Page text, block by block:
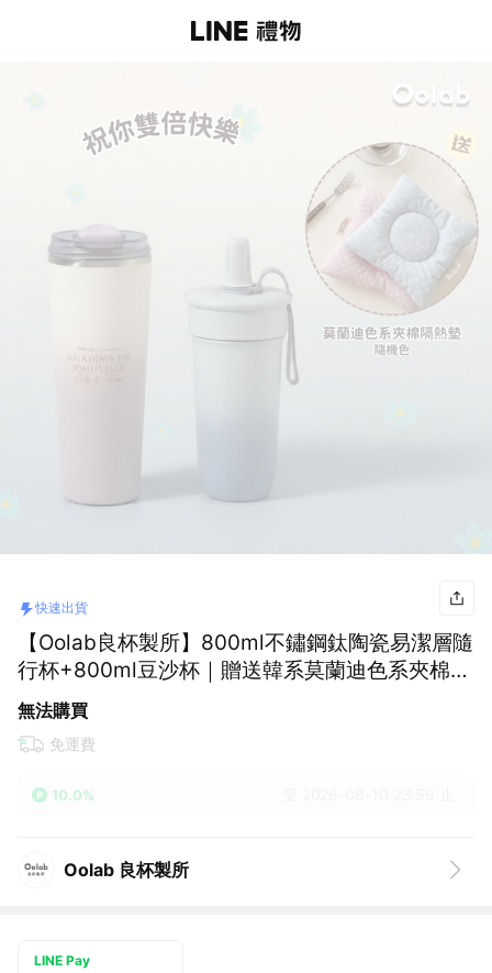
快速出貨
【Oolab良杯製所】800ml不鏽鋼鈦陶瓷易潔層隨
行杯+800ml豆沙杯｜贈送韓系莫蘭迪色系夾棉隔
熱墊(隨機色)🚗快速出貨
無法購買
免運費
10.0%
Oolab 良杯製所
LINE Pay